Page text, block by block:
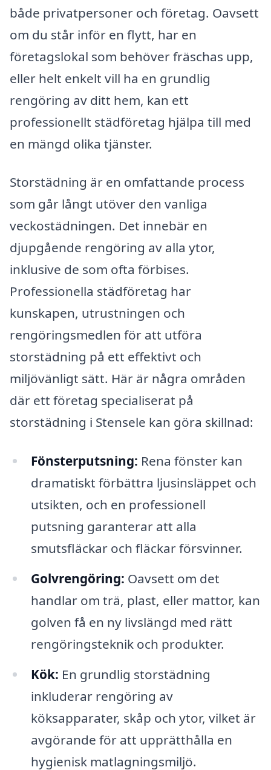
både privatpersoner och företag. Oavsett
om du står inför en flytt, har en
företagslokal som behöver fräschas upp,
eller helt enkelt vill ha en grundlig
rengöring av ditt hem, kan ett
professionellt städföretag hjälpa till med
en mängd olika tjänster.
Storstädning är en omfattande process
som går långt utöver den vanliga
veckostädningen. Det innebär en
djupgående rengöring av alla ytor,
inklusive de som ofta förbises.
Professionella städföretag har
kunskapen, utrustningen och
rengöringsmedlen för att utföra
storstädning på ett effektivt och
miljövänligt sätt. Här är några områden
där ett företag specialiserat på
storstädning i Stensele kan göra skillnad:
Fönsterputsning: Rena fönster kan
dramatiskt förbättra ljusinsläppet och
utsikten, och en professionell
putsning garanterar att alla
smutsfläckar och fläckar försvinner.
Golvrengöring: Oavsett om det
handlar om trä, plast, eller mattor, kan
golven få en ny livslängd med rätt
rengöringsteknik och produkter.
Kök: En grundlig storstädning
inkluderar rengöring av
köksapparater, skåp och ytor, vilket är
avgörande för att upprätthålla en
hygienisk matlagningsmiljö.